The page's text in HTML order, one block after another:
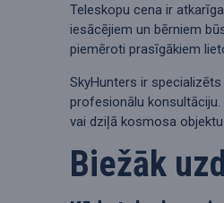
Teleskopu cena ir
iesācējiem un bērniem
piemēroti prasīgākiem
SkyHunters ir
profesionālu
vai dziļā kosmosa
Biežāk